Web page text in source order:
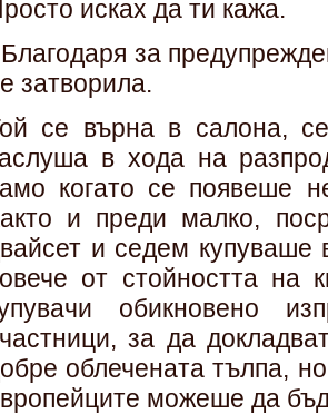
исках да ти кажа.
за
затворила.
се върна в салона,
в хода на
когато се появеше
и преди малко,
и седем купуваше
от стойността на
обикновено
за да
облечената тълпа,
можеше да